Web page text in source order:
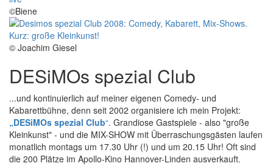
©Biene
© Joachim Giesel
DESiMOs spezial Club
...und kontinuierlich auf meiner eigenen Comedy- und
Kabarettbühne, denn seit 2002 organisiere ich mein Projekt:
„DESiMOs spezial Club“. Grandiose Gastspiele - also "große
Kleinkunst" - und die MIX-SHOW mit Überraschungsgästen laufen
monatlich montags um 17.30 Uhr (!) und um 20.15 Uhr! Oft sind
die 200 Plätze im Apollo-Kino Hannover-Linden ausverkauft.